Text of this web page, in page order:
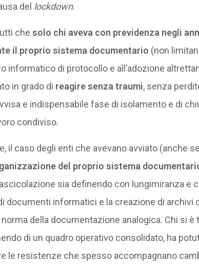
del lockdown.
che solo chi aveva con previdenza negli
il proprio sistema documentario (non
informatico di protocollo e all’adozione
in grado di reagire senza traumi, senza
e indispensabile fase di isolamento e di
condiviso.
il caso degli enti che avevano avviato (anche
del proprio sistema
sia definendo con lungimiranza e
documenti informatici e la creazione di archivi
della documentazione analogica. Chi si è
di un quadro operativo consolidato, ha
le resistenze che spesso accompagnano